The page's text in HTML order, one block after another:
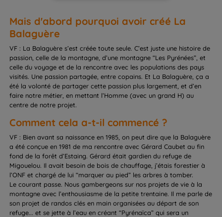
Mais d'abord pourquoi avoir créé La
Balaguère
VF : La Balaguère s’est créée toute seule. C’est juste une histoire de
passion, celle de la montagne, d’une montagne “Les Pyrénées”, et
celle du voyage et de la rencontre avec les populations des pays
visités. Une passion partagée, entre copains. Et La Balaguère, ça a
été la volonté de partager cette passion plus largement, et d’en
faire notre métier, en mettant l’Homme (avec un grand H) au
centre de notre projet.
Comment cela a-t-il commencé ?
VF : Bien avant sa naissance en 1985, on peut dire que la Balaguère
a été conçue en 1981 de ma rencontre avec Gérard Caubet au fin
fond de la forêt d’Estaing. Gérard était gardien du refuge de
Migouelou. Il avait besoin de bois de chauffage, j’étais forestier à
l’ONF et chargé de lui “marquer au pied” les arbres à tomber.
Le courant passe. Nous gambergeons sur nos projets de vie à la
montagne avec l’enthousiasme de la petite trentaine. Il me parle de
son projet de randos clés en main organisées au départ de son
refuge... et se jette à l’eau en créant “Pyrénaïca” qui sera un